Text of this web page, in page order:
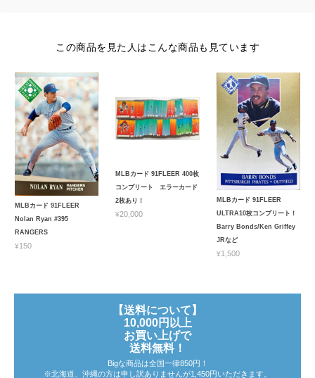
この商品を見た人はこんな商品も見ています
MLBカード 91FLEER
Nolan Ryan #395
RANGERS
¥150
MLBカード 91FLEER 400枚
コンプリート エラーカード
2枚あり！
¥20,000
MLBカード 91FLEER
ULTRA10枚コンプリート！
Barry Bonds/Ken Griffey
JRなど
¥1,500
【送料について】
10,000円以上
お買い上げで
送料無料！
Bigな商品は全国一律850円！
※北海道、沖縄の方は申し訳ありませんが1,450円いただきます。